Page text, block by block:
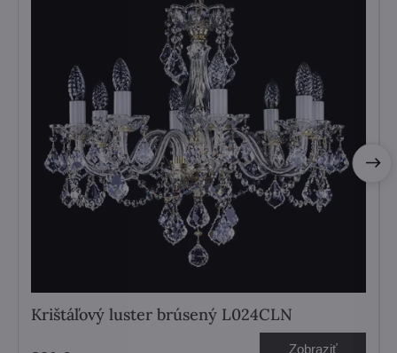
Krištáľový luster brúsený L024CLN
Zobraziť